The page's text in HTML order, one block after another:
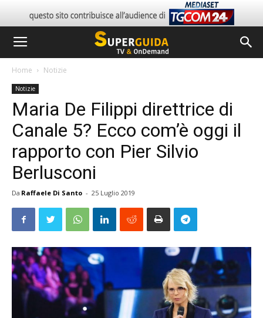
Home Notizie
Notizie
Maria De Filippi direttrice di
Canale 5? Ecco com’è oggi il
rapporto con Pier Silvio
Berlusconi
Da Raffaele Di Santo - 25 Luglio 2019